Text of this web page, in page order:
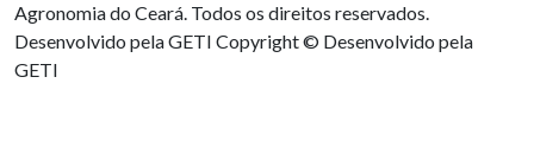
Agronomia do Ceará. Todos os direitos reservados.
Desenvolvido pela GETI Copyright © Desenvolvido pela
GETI